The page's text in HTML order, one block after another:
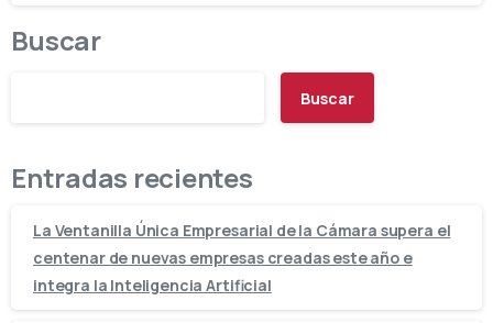
Buscar
Buscar
Entradas recientes
La Ventanilla Única Empresarial de la Cámara supera el
centenar de nuevas empresas creadas este año e
integra la Inteligencia Artificial